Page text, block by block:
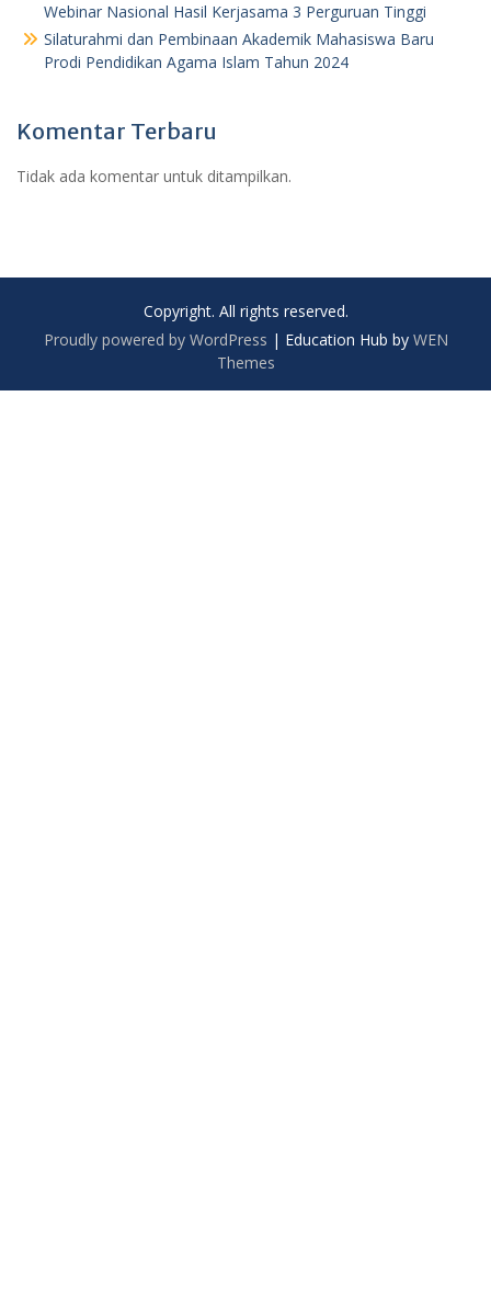
Webinar Nasional Hasil Kerjasama 3 Perguruan Tinggi
Silaturahmi dan Pembinaan Akademik Mahasiswa Baru
Prodi Pendidikan Agama Islam Tahun 2024
Komentar Terbaru
Tidak ada komentar untuk ditampilkan.
Copyright. All rights reserved.
Proudly powered by WordPress | Education Hub by WEN
Themes